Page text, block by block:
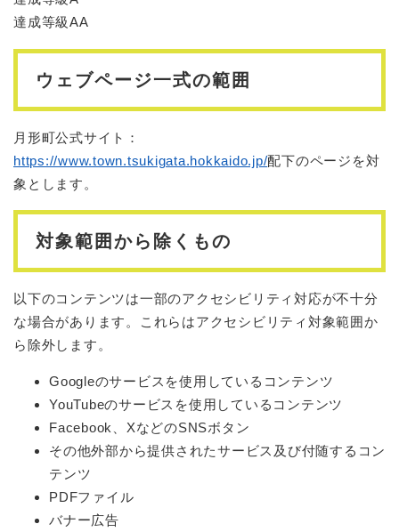
達成等級AA
ウェブページ一式の範囲
月形町公式サイト：
https://www.town.tsukigata.hokkaido.jp/配下のページを対
象とします。
対象範囲から除くもの
以下のコンテンツは一部のアクセシビリティ対応が不十分
な場合があります。これらはアクセシビリティ対象範囲か
ら除外します。
Googleのサービスを使用しているコンテンツ
YouTubeのサービスを使用しているコンテンツ
Facebook、XなどのSNSボタン
その他外部から提供されたサービス及び付随するコン
テンツ
PDFファイル
バナー広告